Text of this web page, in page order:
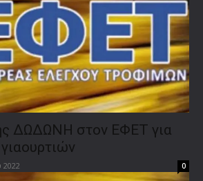
ΔΩΔΩΝΗ στον ΕΦΕΤ για
2022 0